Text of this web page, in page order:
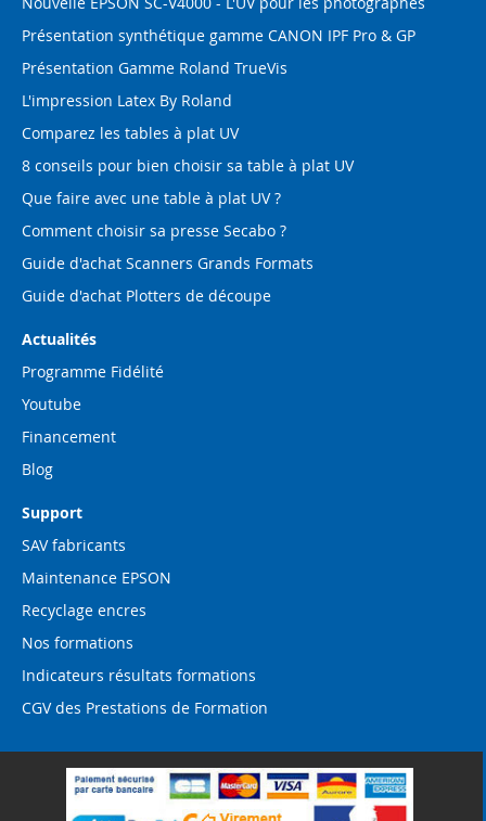
Présentation synthétique gamme CANON IPF Pro & GP
Présentation Gamme Roland TrueVis
L'impression Latex By Roland
Comparez les tables à plat UV
8 conseils pour bien choisir sa table à plat UV
Que faire avec une table à plat UV ?
Comment choisir sa presse Secabo ?
Guide d'achat Scanners Grands Formats
Guide d'achat Plotters de découpe
Actualités
Programme Fidélité
Youtube
Financement
Blog
Support
SAV fabricants
Maintenance EPSON
Recyclage encres
Nos formations
Indicateurs résultats formations
CGV des Prestations de Formation